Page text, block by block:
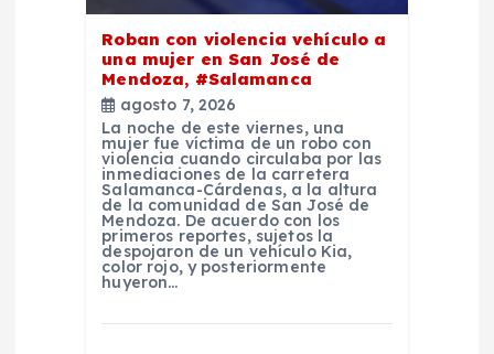
Roban con violencia vehículo a
una mujer en San José de
Mendoza, #Salamanca
agosto 7, 2026
La noche de este viernes, una
mujer fue víctima de un robo con
violencia cuando circulaba por las
inmediaciones de la carretera
Salamanca-Cárdenas, a la altura
de la comunidad de San José de
Mendoza. De acuerdo con los
primeros reportes, sujetos la
despojaron de un vehículo Kia,
color rojo, y posteriormente
huyeron…